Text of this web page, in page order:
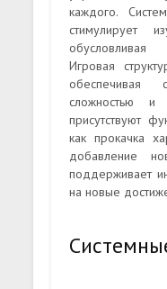
каждого.
стимулирует
обусловливая
Игровая
обеспечивая
сложностью и
присутствуют
как прокачка
добавление
поддерживает
на новые